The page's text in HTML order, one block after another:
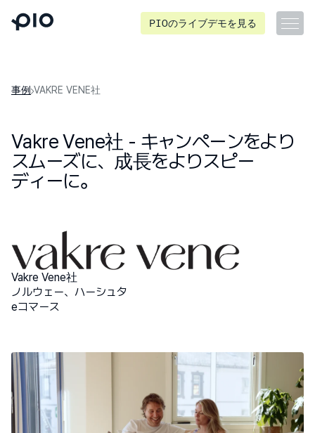
PIOのライブデモを見る
事例 VAKRE VENE社
Vakre Vene社 - キャンペーンをより
スムーズに、成長をよりスピー
ディーに。
Vakre Vene社
ノルウェー、ハーシュタ
eコマース